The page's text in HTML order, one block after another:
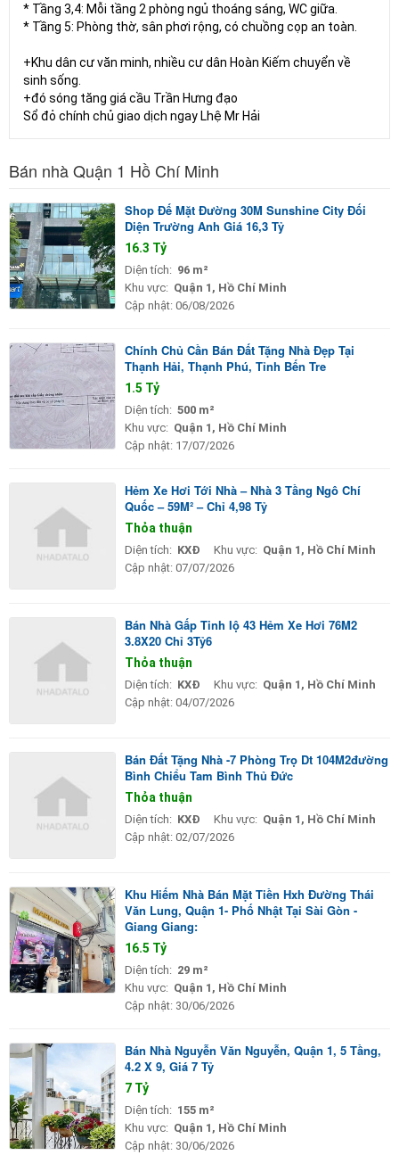
* Tầng 3,4: Mỗi tầng 2 phòng ngủ thoáng sáng, WC giữa.
* Tầng 5: Phòng thờ, sân phơi rộng, có chuồng cọp an toàn.
+Khu dân cư văn minh, nhiều cư dân Hoàn Kiếm chuyển về
sinh sống.
+đó sóng tăng giá cầu Trần Hưng đạo
Sổ đỏ chính chủ giao dịch ngay Lhệ Mr Hải
Bán nhà Quận 1 Hồ Chí Minh
Shop Đế Mặt Đường 30M Sunshine City Đối
Diện Trường Anh Giá 16,3 Tỷ
16.3 Tỷ
Diện tích: 96 m²
Khu vực: Quận 1, Hồ Chí Minh
Cập nhật: 06/08/2026
Chính Chủ Cần Bán Đất Tặng Nhà Đẹp Tại
Thạnh Hải, Thạnh Phú, Tỉnh Bến Tre
1.5 Tỷ
Diện tích: 500 m²
Khu vực: Quận 1, Hồ Chí Minh
Cập nhật: 17/07/2026
Hẻm Xe Hơi Tới Nhà – Nhà 3 Tầng Ngô Chí
Quốc – 59M² – Chỉ 4,98 Tỷ
Thỏa thuận
Diện tích: KXĐ Khu vực: Quận 1, Hồ Chí Minh
Cập nhật: 07/07/2026
Bán Nhà Gấp Tinh Iộ 43 Hẻm Xe Hơi 76M2
3.8X20 Chỉ 3Tỷ6
Thỏa thuận
Diện tích: KXĐ Khu vực: Quận 1, Hồ Chí Minh
Cập nhật: 04/07/2026
Bán Đất Tặng Nhà -7 Phòng Trọ Dt 104M2đường
Bình Chiểu Tam Bình Thủ Đức
Thỏa thuận
Diện tích: KXĐ Khu vực: Quận 1, Hồ Chí Minh
Cập nhật: 02/07/2026
Khu Hiếm Nhà Bán Mặt Tiền Hxh Đường Thái
Văn Lung, Quận 1- Phố Nhật Tại Sài Gòn -
Giang Giang:
16.5 Tỷ
Diện tích: 29 m²
Khu vực: Quận 1, Hồ Chí Minh
Cập nhật: 30/06/2026
Bán Nhà Nguyễn Văn Nguyễn, Quận 1, 5 Tầng,
4.2 X 9, Giá 7 Tỷ
7 Tỷ
Diện tích: 155 m²
Khu vực: Quận 1, Hồ Chí Minh
Cập nhật: 30/06/2026